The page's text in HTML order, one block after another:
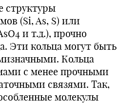
структуры
(Si, As, S) или
и т.д.), прочно
Эти кольца могут быть
Кольца
с менее прочными
связями. Так,
молекулы